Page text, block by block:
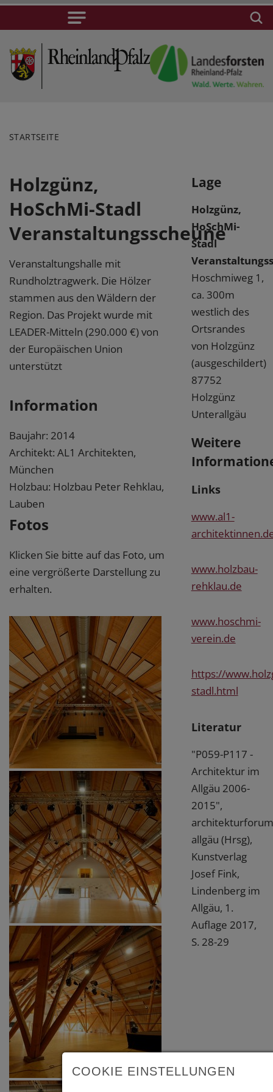
STARTSEITE
Holzgünz,
HoSchMi-Stadl
Veranstaltungsscheune
Veranstaltungshalle mit
Rundholztragwerk. Die Hölzer
stammen aus den Wäldern der
Region. Das Projekt wurde mit
LEADER-Mitteln (290.000 €) von
der Europäischen Union
unterstützt
Information
Baujahr: 2014
Architekt: AL1 Architekten,
München
Holzbau: Holzbau Peter Rehklau,
Lauben
Fotos
Klicken Sie bitte auf das Foto, um
eine vergrößerte Darstellung zu
erhalten.
Lage
Holzgünz,
HoSchMi-
Stadl
Hoschmiweg 1,
ca. 300m
westlich des
Ortsrandes
von Holzgünz
(ausgeschildert)
87752
Holzgünz
Unterallgäu
Weitere
Links
www.al1-
www.holzbau-
rehklau.de
www.hoschmi-
verein.de
https://
stadl.html
Literatur
"P059-P117 -
Architektur im
Allgäu 2006-
2015",
architekturforum
allgäu (Hrsg),
Kunstverlag
Josef Fink,
Lindenberg im
Allgäu, 1.
Auflage 2017,
S. 28-29
COOKIE EINSTELLUNGEN